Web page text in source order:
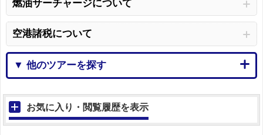
燃油サーチャージについて
空港諸税について
▼ 他のツアーを探す
お気に入り・閲覧履歴を表示